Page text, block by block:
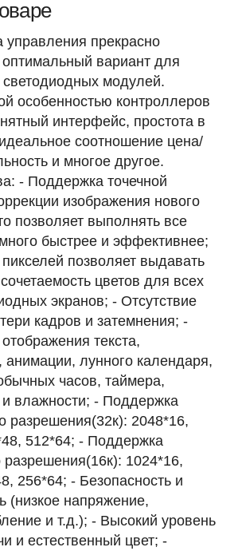
управления прекрасно
оптимальный вариант для
модулей.
особенностью контроллеров
интерфейс, простота в
соотношение цена/
и многое другое.
- Поддержка точечной
изображения нового
позволяет выполнять все
быстрее и эффективнее;
позволяет выдавать
цветов для всех
экранов; - Отсутствие
кадров и затемнения; -
текста,
анимации, лунного календаря,
часов, таймера,
влажности; - Поддержка
разрешения(32к): 2048*16,
512*64; - Поддержка
разрешения(16к): 1024*16,
256*64; - Безопасность и
(низкое напряжение,
и т.д.); - Высокий уровень
и естественный цвет; -